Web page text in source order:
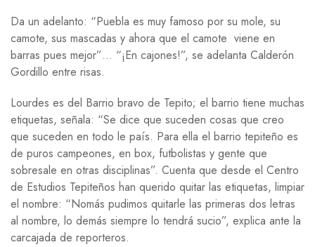
Da un adelanto: “Puebla es muy famoso por su mole, su
camote, sus mascadas y ahora que el camote viene en
barras pues mejor”… “¡En cajones!”, se adelanta Calderón
Gordillo entre risas.
Lourdes es del Barrio bravo de Tepito; el barrio tiene muchas
etiquetas, señala: “Se dice que suceden cosas que creo
que suceden en todo le país. Para ella el barrio tepiteño es
de puros campeones, en box, futbolistas y gente que
sobresale en otras disciplinas”. Cuenta que desde el Centro
de Estudios Tepiteños han querido quitar las etiquetas, limpiar
el nombre: “Nomás pudimos quitarle las primeras dos letras
al nombre, lo demás siempre lo tendrá sucio”, explica ante la
carcajada de reporteros.